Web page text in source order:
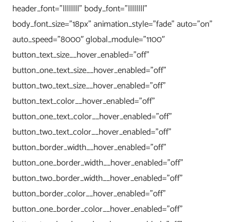
header_font=”||||||||” body_font=”||||||||”
body_font_size=”18px” animation_style=”fade” auto=”on”
auto_speed=”8000″ global_module=”1100″
button_text_size__hover_enabled=”off”
button_one_text_size__hover_enabled=”off”
button_two_text_size__hover_enabled=”off”
button_text_color__hover_enabled=”off”
button_one_text_color__hover_enabled=”off”
button_two_text_color__hover_enabled=”off”
button_border_width__hover_enabled=”off”
button_one_border_width__hover_enabled=”off”
button_two_border_width__hover_enabled=”off”
button_border_color__hover_enabled=”off”
button_one_border_color__hover_enabled=”off”